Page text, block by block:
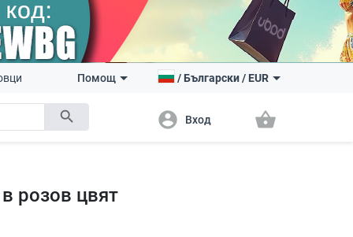
search
Помощ /Български/ EUR
account_circle Вход shopping_basket
розов цвят